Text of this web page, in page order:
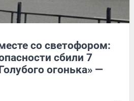
со светофором:
сбили 7
огонька» —